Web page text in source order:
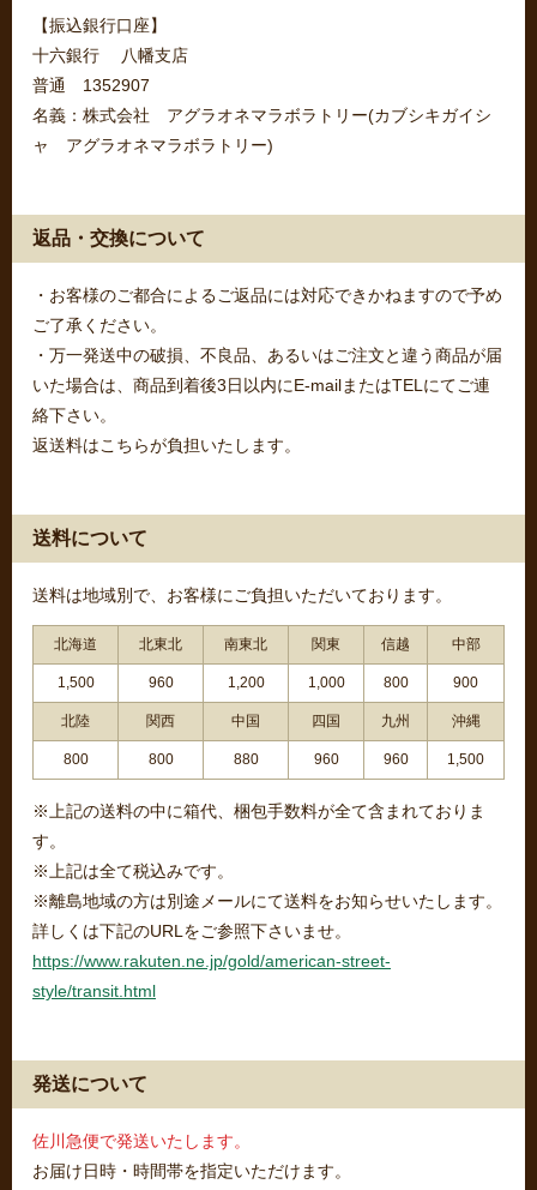
【振込銀行口座】
十六銀行 八幡支店
普通 1352907
名義：株式会社 アグラオネマラボラトリー(カブシキガイシ
ャ アグラオネマラボラトリー)
返品・交換について
・お客様のご都合によるご返品には対応できかねますので予め
ご了承ください。
・万一発送中の破損、不良品、あるいはご注文と違う商品が届
いた場合は、商品到着後3日以内にE-mailまたはTELにてご連
絡下さい。
返送料はこちらが負担いたします。
送料について
送料は地域別で、お客様にご負担いただいております。
北海道 北東北 南東北 関東 信越 中部
1,500 960 1,200 1,000 800 900
北陸 関西 中国 四国 九州 沖縄
800 800 880 960 960 1,500
※上記の送料の中に箱代、梱包手数料が全て含まれておりま
す。
※上記は全て税込みです。
※離島地域の方は別途メールにて送料をお知らせいたします。
詳しくは下記のURLをご参照下さいませ。
https://www.rakuten.ne.jp/gold/american-street-
style/transit.html
発送について
佐川急便で発送いたします。
お届け日時・時間帯を指定いただけます。